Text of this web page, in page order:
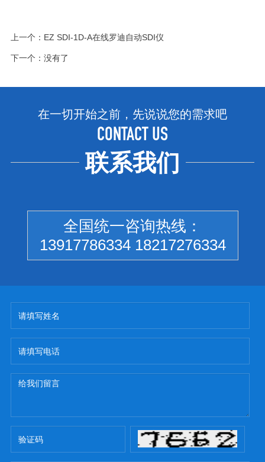
上一个： EZ SDI-1D-A在线罗迪自动SDI仪
下一个：没有了
在一切开始之前，先说说您的需求吧
CONTACT US
联系我们
全国统一咨询热线：
13917786334 18217276334